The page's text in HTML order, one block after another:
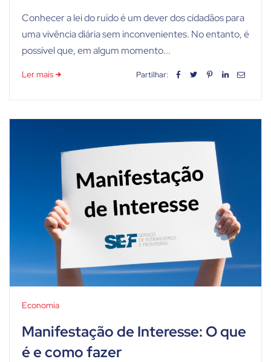
Conhecer a lei do ruído é um dever dos cidadãos para
uma vivência diária sem inconvenientes. No entanto, é
possível que, em algum momento...
Ler mais Partilhar:
Economia
Manifestação de Interesse: O que
é e como fazer